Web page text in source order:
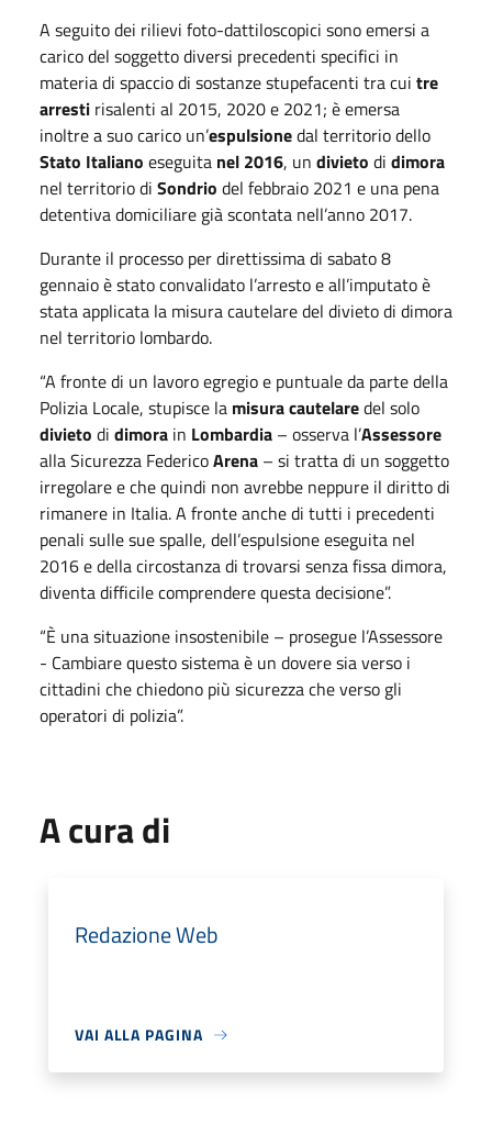
A seguito dei rilievi foto-dattiloscopici sono emersi a
carico del soggetto diversi precedenti specifici in
materia di spaccio di sostanze stupefacenti tra cui tre
arresti risalenti al 2015, 2020 e 2021; è emersa
inoltre a suo carico un’espulsionedal territorio dello
Stato Italiano eseguita nel 2016, un divieto di dimora
nel territorio di Sondrio del febbraio 2021 e una pena
detentiva domiciliare già scontata nell’anno 2017.
Durante il processo per direttissima di sabato 8
gennaio è stato convalidato l’arresto e all’imputato è
stata applicata la misura cautelare del divieto di dimora
nel territorio lombardo.
“A fronte di un lavoro egregio e puntuale da parte della
Polizia Locale, stupisce la misura cautelaredel solo
divieto di dimora in Lombardia – osserva l’Assessore
alla Sicurezza FedericoArena – si tratta di un soggetto
irregolare e che quindi non avrebbe neppure il diritto di
rimanere in Italia. A fronte anche di tutti i precedenti
penali sulle sue spalle, dell’espulsione eseguita nel
2016 e della circostanza di trovarsi senza fissa dimora,
diventa difficile comprendere questa decisione”.
“È una situazione insostenibile – prosegue l’Assessore
- Cambiare questo sistema è un dovere sia verso i
cittadini che chiedono più sicurezza che verso gli
operatori di polizia”.
A cura di
Redazione Web
VAI ALLA PAGINA